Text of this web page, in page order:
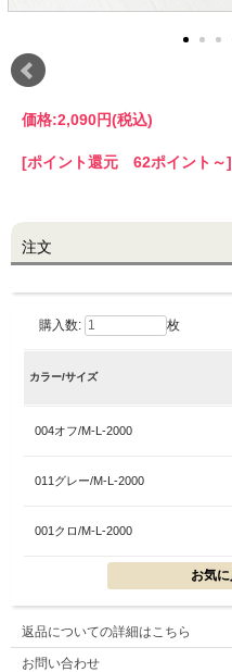
brand site
価格:2,090円(税込)
[ポイント還元 62ポイント～]
注文
購入数: 枚
カラー/サイズ
004オフ/M-L-2000
011グレー/M-L-2000
001クロ/M-L-2000
返品についての詳細はこちら
お問い合わせ